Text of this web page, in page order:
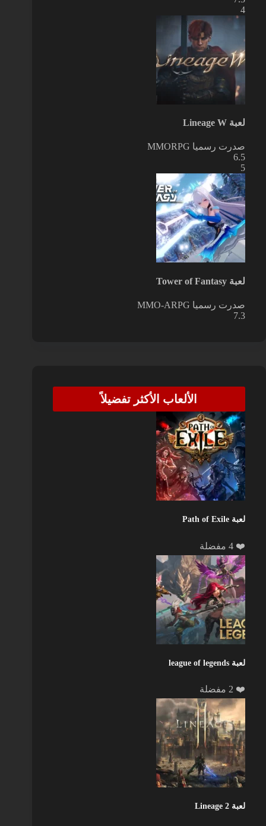
4
لعبة Lineage W
صدرت رسميا MMORPG
6.5
5
لعبة Tower of Fantasy
صدرت رسميا MMO-ARPG
7.3
الألعاب الأكثر تفضيلاً
لعبة Path of Exile
❤️ 4 مفضلة
لعبة league of legends
❤️ 2 مفضلة
لعبة Lineage 2